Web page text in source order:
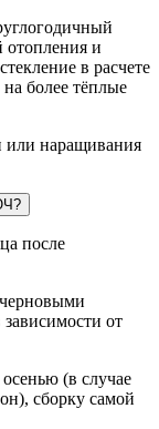
отопления и
в расчете
более тёплые
или наращивания
после
от
(в случае
сборку самой